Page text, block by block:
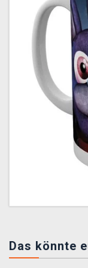
Das könnte